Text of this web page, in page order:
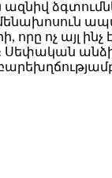
ոչ այլ
անձի